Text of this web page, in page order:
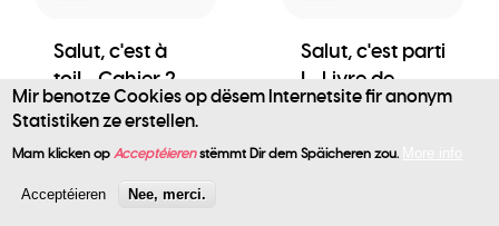
User
account
Salut, c'est à
toi! - Cahier 2 -
Mystère et
boule de
gomme ! -
Audio
Salut, c'est parti
! - Livre de
l'élève - Audio
Mir benotze Cookies op dësem Internetsite fir anonym
Statistiken ze erstellen.
Mam klicken op Acceptéierenstëmmt Dir dem Späicheren zou.
Acceptéieren Nee, merci.